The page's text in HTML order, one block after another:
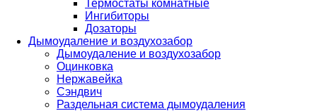
Термостаты комнатные
Ингибиторы
Дозаторы
Дымоудаление и воздухозабор
Дымоудаление и воздухозабор
Оцинковка
Нержавейка
Сэндвич
Раздельная система дымоудаления